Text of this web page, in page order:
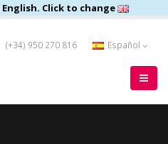
Click to change
(+34) 950 270 816 Español